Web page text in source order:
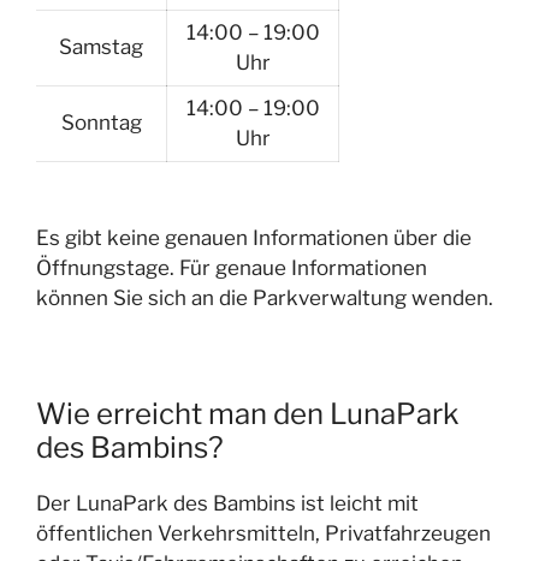
Samstag
14:00 – 19:00
Uhr
Sonntag
14:00 – 19:00
Uhr
Es gibt keine genauen Informationen über die
Öffnungstage. Für genaue Informationen
können Sie sich an die Parkverwaltung wenden.
Wie erreicht man den LunaPark
des Bambins?
Der LunaPark des Bambins ist leicht mit
öffentlichen Verkehrsmitteln, Privatfahrzeugen